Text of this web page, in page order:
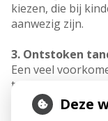
kiezen, die bij
aanwezig zijn.
3. Ontstoken
Een veel
tandvlees.
kiezen verdwijnen.
Deze